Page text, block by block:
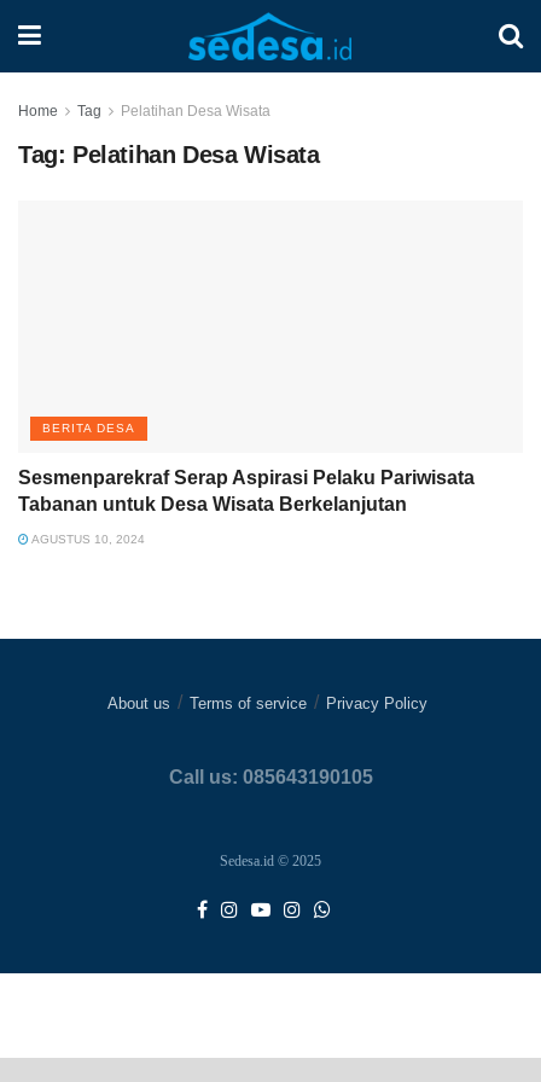
Home Tag Pelatihan Desa Wisata
Tag: Pelatihan Desa Wisata
BERITA DESA
Sesmenparekraf Serap Aspirasi Pelaku Pariwisata
Tabanan untuk Desa Wisata Berkelanjutan
AGUSTUS 10, 2024
About us Terms of service Privacy Policy
Call us: 085643190105
Sedesa.id © 2025